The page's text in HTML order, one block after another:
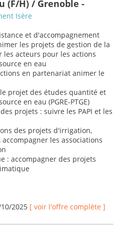
(F/H) / Grenoble -
Isère
et d'accompagnement
les projets de gestion de la
les acteurs pour les actions
en eau
en partenariat animer le
projet des études quantité et
en eau (PGRE-PTGE)
projets : suivre les PAPI et les
des projets d'irrigation,
les associations
: accompagner des projets
2025 [ voir l'offre complète ]